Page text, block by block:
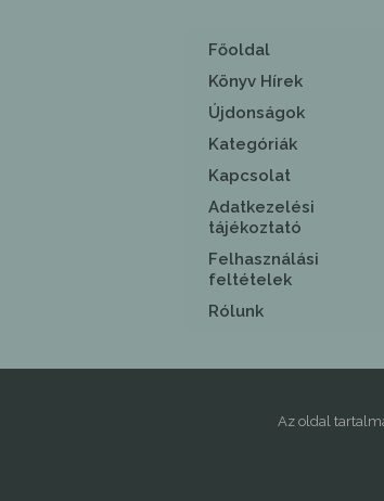
Főoldal
Könyv Hírek
Újdonságok
Kategóriák
Kapcsolat
Adatkezelési
tájékoztató
Felhasználási
feltételek
Rólunk
Az oldal